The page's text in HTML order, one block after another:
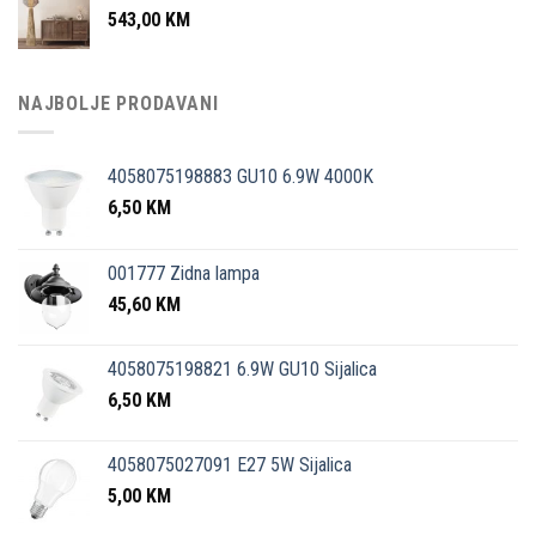
543,00 KM
NAJBOLJE PRODAVANI
4058075198883 GU10 6.9W 4000K
6,50 KM
001777 Zidna lampa
45,60 KM
4058075198821 6.9W GU10 Sijalica
6,50 KM
4058075027091 E27 5W Sijalica
5,00 KM